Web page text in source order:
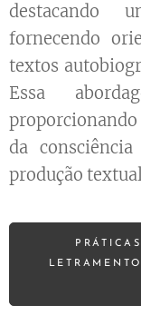
destacando
fornecendo
textos
Essa
da
produção